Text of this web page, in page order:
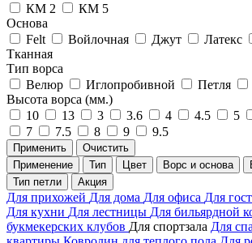
КМ 2
КМ 5
Основа
Felt
Войлочная Джут Латекс
Тканная
Тип ворса
Велюр
Иглопробивной Петля
Высота ворса (мм.)
10
13 3 3.6 4 4.5 5
7
7.5 8 9 9.5
Применить
Очистить
Применение
Тип Цвет Ворс и основа
Тип петли
Акция
Для прихожей Для дома Для офиса Для
Для кухни Для лестницы Для бильярдной
букмекерских клубов Для спортзала Для